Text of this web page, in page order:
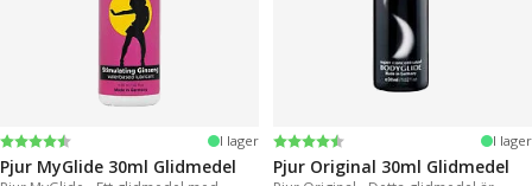
Betyg:
4.2 utav 5 stjärnor I lager
Pjur MyGlide 30ml Glidmedel
Betyg:
4.2 utav 5 stjärnor I lager
Pjur Original 30ml Glidmedel